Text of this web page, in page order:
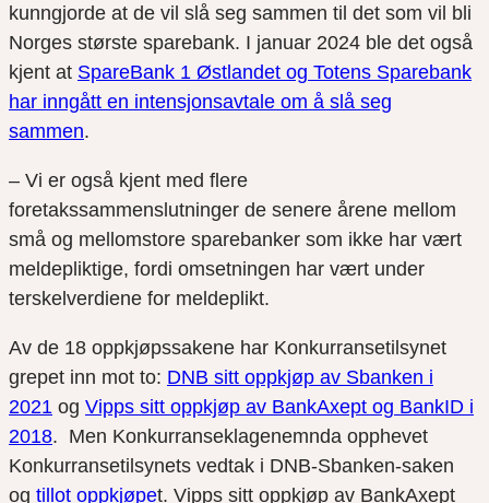
kunngjorde at de vil slå seg sammen til det som vil bli
Norges største sparebank. I januar 2024 ble det også
kjent at SpareBank 1 Østlandet og Totens Sparebank
har inngått en intensjonsavtale om å slå seg
sammen.
– Vi er også kjent med flere
foretakssammenslutninger de senere årene mellom
små og mellomstore sparebanker som ikke har vært
meldepliktige, fordi omsetningen har vært under
terskelverdiene for meldeplikt.
Av de 18 oppkjøpssakene har Konkurransetilsynet
grepet inn mot to: DNB sitt oppkjøp av Sbanken i
2021 og Vipps sitt oppkjøp av BankAxept og BankID i
2018. Men Konkurranseklagenemnda opphevet
Konkurransetilsynets vedtak i DNB-Sbanken-saken
og tillot oppkjøpet. Vipps sitt oppkjøp av BankAxept